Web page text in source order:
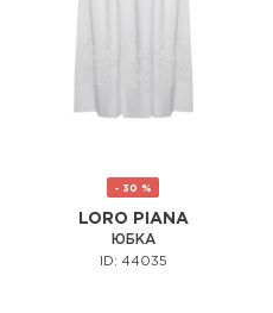
- 30 %
LORO PIANA
ЮБКА
ID: 44035